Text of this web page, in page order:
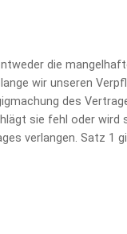
die
wir unseren
des
sie fehl oder
verlangen. Satz